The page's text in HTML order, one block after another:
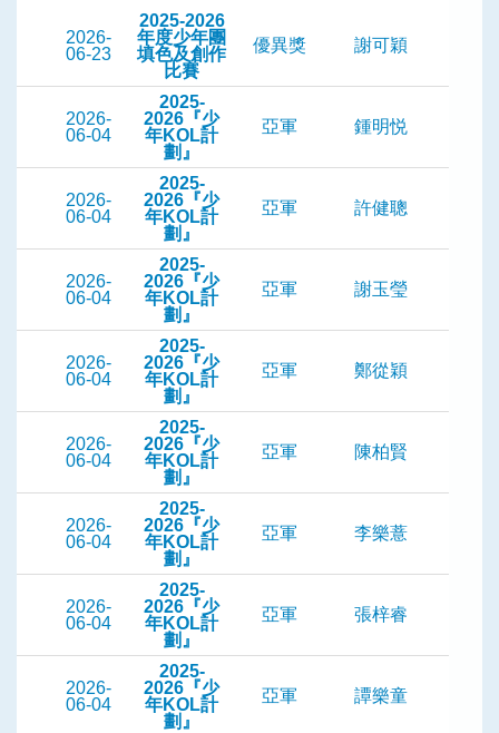
2026-
06-23
2025-2026
年度少年團
填色及創作
比賽
優異獎 謝可穎
2026-
06-04
2025-
2026『少
年KOL計
劃』
亞軍 鍾明悦
2026-
06-04
2025-
2026『少
年KOL計
劃』
亞軍 許健聰
2026-
06-04
2025-
2026『少
年KOL計
劃』
亞軍 謝玉瑩
2026-
06-04
2025-
2026『少
年KOL計
劃』
亞軍 鄭從穎
2026-
06-04
2025-
2026『少
年KOL計
劃』
亞軍 陳柏賢
2026-
06-04
2025-
2026『少
年KOL計
劃』
亞軍 李樂薏
2026-
06-04
2025-
2026『少
年KOL計
劃』
亞軍 張梓睿
2026-
06-04
2025-
2026『少
年KOL計
劃』
亞軍 譚樂童